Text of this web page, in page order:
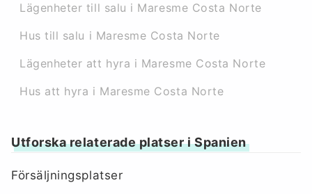
Lägenheter till salu i Maresme Costa Norte
Hus till salu i Maresme Costa Norte
Lägenheter att hyra i Maresme Costa Norte
Hus att hyra i Maresme Costa Norte
Utforska relaterade platser i Spanien
Försäljningsplatser